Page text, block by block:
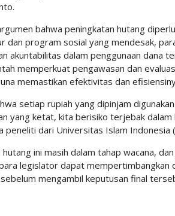
bahwa peningkatan hutang
program sosial yang mendesak,
akuntabilitas dalam penggunaan dana
memperkuat pengawasan dan
memastikan efektivitas dan
setiap rupiah yang dipinjam
yang ketat, kita berisiko terjebak
peneliti dari Universitas Islam Indonesia
ini masih dalam tahap wacana,
legislator dapat mempertimbangkan
mengambil keputusan final